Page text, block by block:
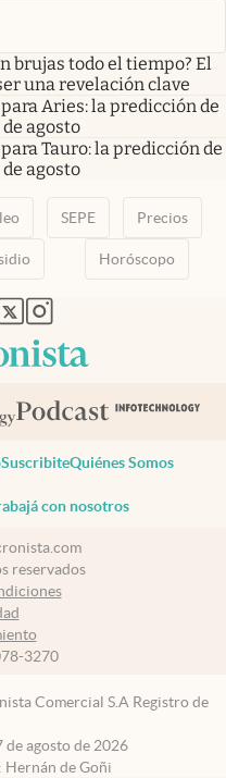
brujas todo el tiempo? El
una revelación clave
Aries: la predicción de
agosto
Tauro: la predicción de
agosto
SEPE Precios
Horóscopo
pestaña
nueva pestaña
en nueva pestaña
abre en nueva pestaña
abre en nueva pestaña
SuscribiteQuiénes Somos
con nosotros
reservados
3270
Comercial S.A Registro de
de agosto de 2026
de Goñi